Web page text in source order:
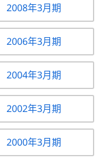
2008年3月期
2006年3月期
2004年3月期
2002年3月期
2000年3月期